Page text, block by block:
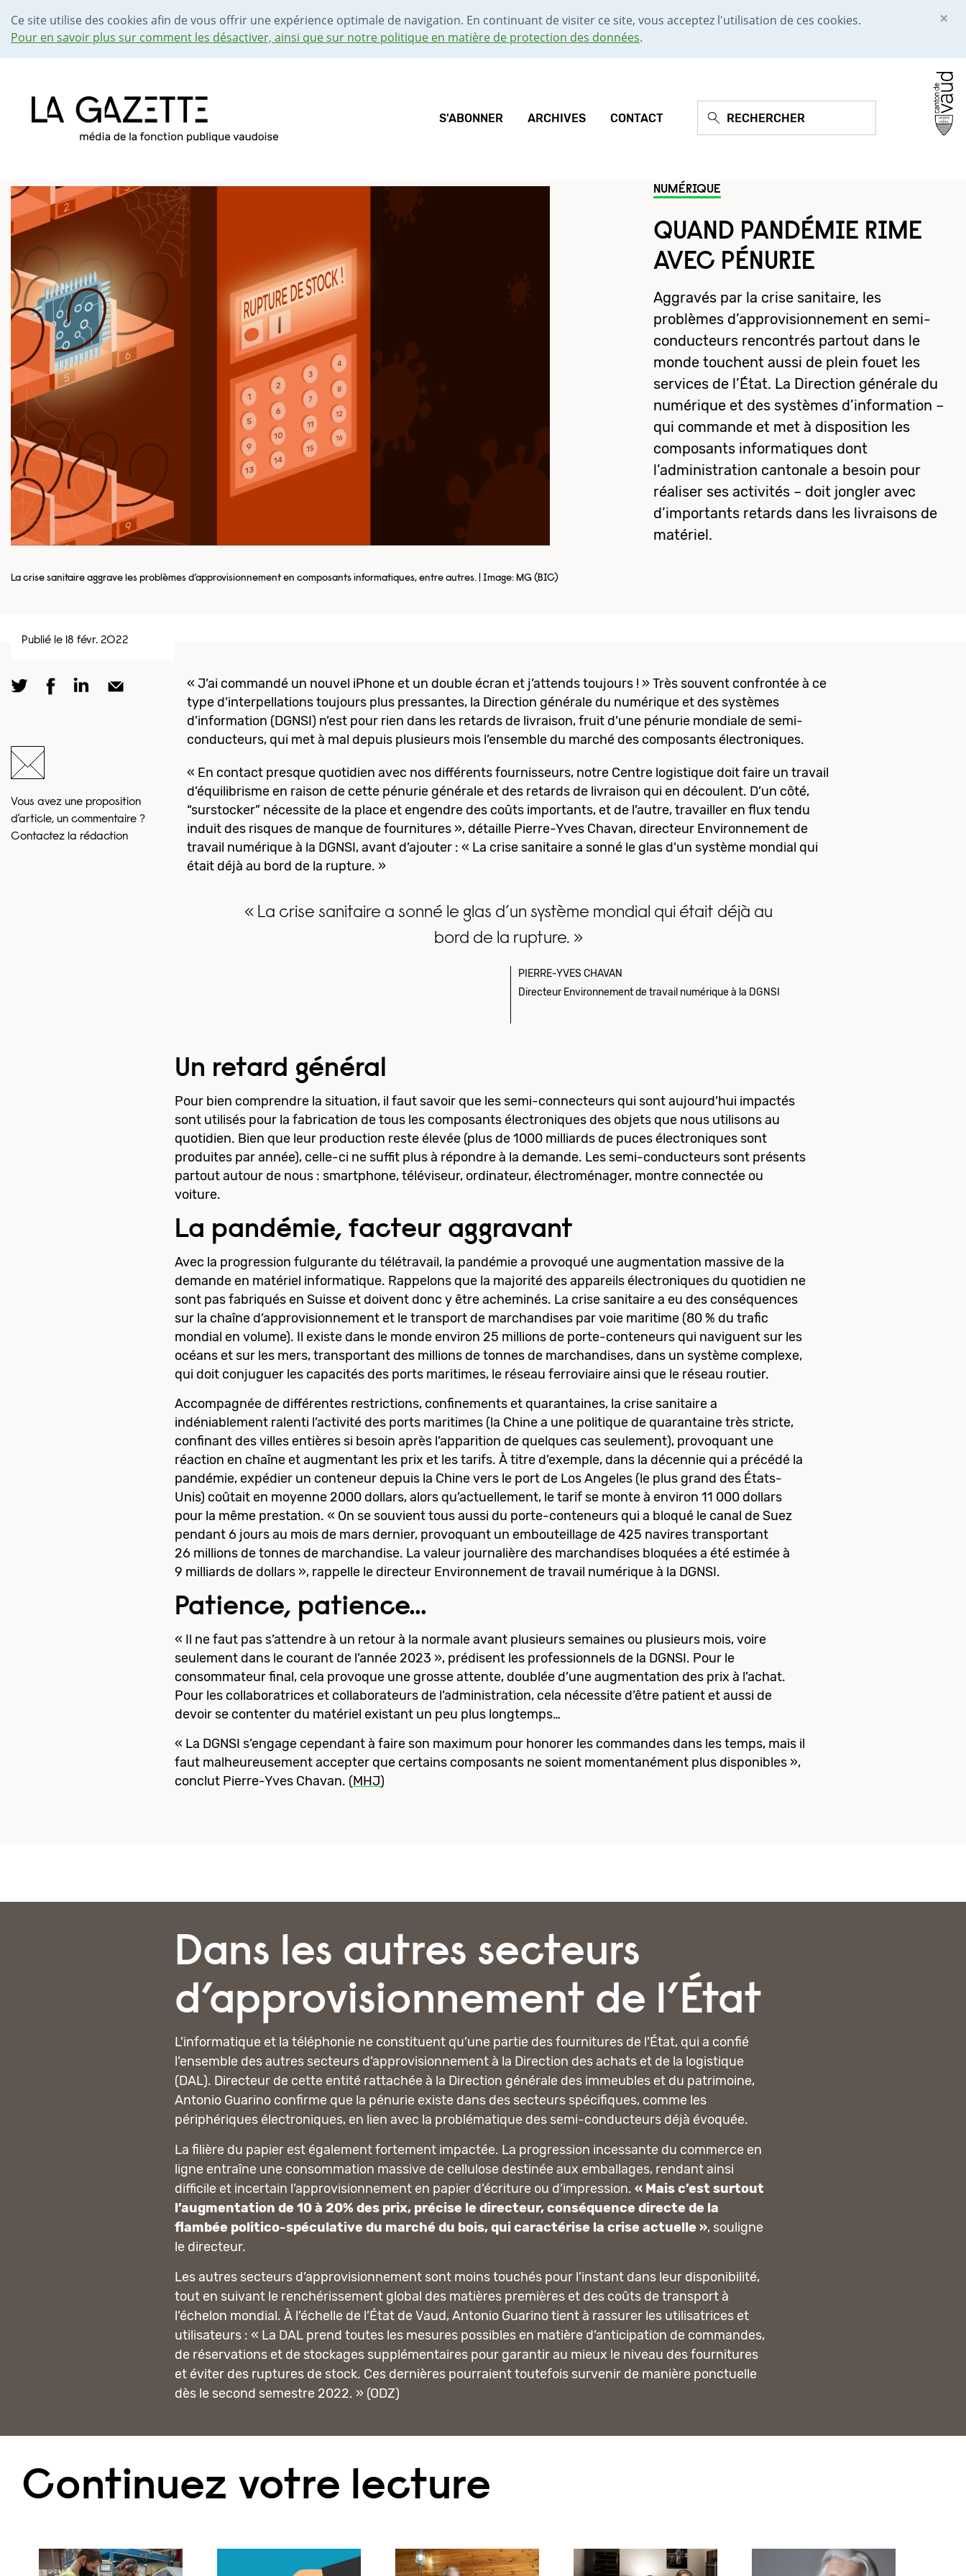
Ce site utilise des cookies afin de vous offrir une expérience optimale de navigation. En continuant de visiter ce site, vous acceptez l'utilisation de ces cookies.
Pour en savoir plus sur comment les désactiver, ainsi que sur notre politique en matière de protection des données.
×
S'ABONNER ARCHIVES CONTACT
NUMÉRIQUE
QUAND PANDÉMIE RIME
AVEC PÉNURIE
Aggravés par la crise sanitaire, les
problèmes d’approvisionnement en semi-
conducteurs rencontrés partout dans le
monde touchent aussi de plein fouet les
services de l’État. La Direction générale du
numérique et des systèmes d’information –
qui commande et met à disposition les
composants informatiques dont
l’administration cantonale a besoin pour
réaliser ses activités – doit jongler avec
d’importants retards dans les livraisons de
matériel.
La crise sanitaire aggrave les problèmes d’approvisionnement en composants informatiques, entre autres. | Image: MG (BIC)
Publié le 18 févr. 2022
Vous avez une proposition
d’article, un commentaire ?
Contactez la rédaction
« J’ai commandé un nouvel iPhone et un double écran et j’attends toujours ! » Très souvent confrontée à ce
type d’interpellations toujours plus pressantes, la Direction générale du numérique et des systèmes
d’information (DGNSI) n’est pour rien dans les retards de livraison, fruit d’une pénurie mondiale de semi-
conducteurs, qui met à mal depuis plusieurs mois l’ensemble du marché des composants électroniques.
« En contact presque quotidien avec nos différents fournisseurs, notre Centre logistique doit faire un travail
d’équilibrisme en raison de cette pénurie générale et des retards de livraison qui en découlent. D’un côté,
“surstocker” nécessite de la place et engendre des coûts importants, et de l’autre, travailler en flux tendu
induit des risques de manque de fournitures », détaille Pierre-Yves Chavan, directeur Environnement de
travail numérique à la DGNSI, avant d’ajouter : « La crise sanitaire a sonné le glas d’un système mondial qui
était déjà au bord de la rupture. »
« La crise sanitaire a sonné le glas d’un système mondial qui était déjà au
bord de la rupture. »
PIERRE-YVES CHAVAN
Directeur Environnement de travail numérique à la DGNSI
Un retard général
Pour bien comprendre la situation, il faut savoir que les semi-connecteurs qui sont aujourd’hui impactés
sont utilisés pour la fabrication de tous les composants électroniques des objets que nous utilisons au
quotidien. Bien que leur production reste élevée (plus de 1000 milliards de puces électroniques sont
produites par année), celle-ci ne suffit plus à répondre à la demande. Les semi-conducteurs sont présents
partout autour de nous : smartphone, téléviseur, ordinateur, électroménager, montre connectée ou
voiture.
La pandémie, facteur aggravant
Avec la progression fulgurante du télétravail, la pandémie a provoqué une augmentation massive de la
demande en matériel informatique. Rappelons que la majorité des appareils électroniques du quotidien ne
sont pas fabriqués en Suisse et doivent donc y être acheminés. La crise sanitaire a eu des conséquences
sur la chaîne d’approvisionnement et le transport de marchandises par voie maritime (80 % du trafic
mondial en volume). Il existe dans le monde environ 25 millions de porte-conteneurs qui naviguent sur les
océans et sur les mers, transportant des millions de tonnes de marchandises, dans un système complexe,
qui doit conjuguer les capacités des ports maritimes, le réseau ferroviaire ainsi que le réseau routier.
Accompagnée de différentes restrictions, confinements et quarantaines, la crise sanitaire a
indéniablement ralenti l’activité des ports maritimes (la Chine a une politique de quarantaine très stricte,
confinant des villes entières si besoin après l’apparition de quelques cas seulement), provoquant une
réaction en chaîne et augmentant les prix et les tarifs. À titre d’exemple, dans la décennie qui a précédé la
pandémie, expédier un conteneur depuis la Chine vers le port de Los Angeles (le plus grand des États-
Unis) coûtait en moyenne 2000 dollars, alors qu’actuellement, le tarif se monte à environ 11 000 dollars
pour la même prestation. « On se souvient tous aussi du porte-conteneurs qui a bloqué le canal de Suez
pendant 6 jours au mois de mars dernier, provoquant un embouteillage de 425 navires transportant
26 millions de tonnes de marchandise. La valeur journalière des marchandises bloquées a été estimée à
9 milliards de dollars », rappelle le directeur Environnement de travail numérique à la DGNSI.
Patience, patience…
« Il ne faut pas s’attendre à un retour à la normale avant plusieurs semaines ou plusieurs mois, voire
seulement dans le courant de l’année 2023 », prédisent les professionnels de la DGNSI. Pour le
consommateur final, cela provoque une grosse attente, doublée d’une augmentation des prix à l’achat.
Pour les collaboratrices et collaborateurs de l’administration, cela nécessite d’être patient et aussi de
devoir se contenter du matériel existant un peu plus longtemps…
« La DGNSI s’engage cependant à faire son maximum pour honorer les commandes dans les temps, mais il
faut malheureusement accepter que certains composants ne soient momentanément plus disponibles »,
conclut Pierre-Yves Chavan. (MHJ)
Dans les autres secteurs
d’approvisionnement de l’État
L’informatique et la téléphonie ne constituent qu’une partie des fournitures de l’État, qui a confié
l’ensemble des autres secteurs d’approvisionnement à la Direction des achats et de la logistique
(DAL). Directeur de cette entité rattachée à la Direction générale des immeubles et du patrimoine,
Antonio Guarino confirme que la pénurie existe dans des secteurs spécifiques, comme les
périphériques électroniques, en lien avec la problématique des semi-conducteurs déjà évoquée.
La filière du papier est également fortement impactée. La progression incessante du commerce en
ligne entraîne une consommation massive de cellulose destinée aux emballages, rendant ainsi
difficile et incertain l’approvisionnement en papier d’écriture ou d’impression. « Mais c’est surtout
l’augmentation de 10 à 20% des prix, précise le directeur, conséquence directe de la
flambée politico-spéculative du marché du bois, qui caractérise la crise actuelle », souligne
le directeur.
Les autres secteurs d’approvisionnement sont moins touchés pour l’instant dans leur disponibilité,
tout en suivant le renchérissement global des matières premières et des coûts de transport à
l’échelon mondial. À l’échelle de l’État de Vaud, Antonio Guarino tient à rassurer les utilisatrices et
utilisateurs : « La DAL prend toutes les mesures possibles en matière d’anticipation de commandes,
de réservations et de stockages supplémentaires pour garantir au mieux le niveau des fournitures
et éviter des ruptures de stock. Ces dernières pourraient toutefois survenir de manière ponctuelle
dès le second semestre 2022. » (ODZ)
Continuez votre lecture